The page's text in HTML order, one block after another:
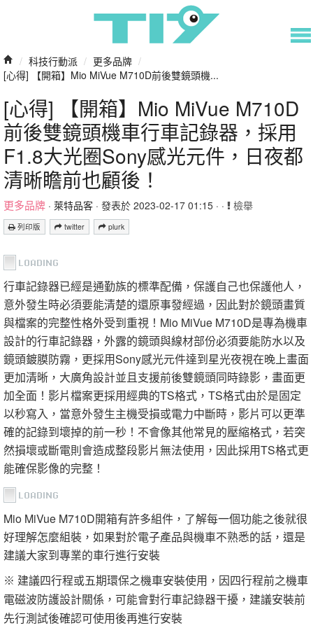
/ 科技行動派 / 更多品牌 /
[心得] 【開箱】Mio MiVue M710D前後雙鏡頭機...
[心得] 【開箱】Mio MiVue M710D
前後雙鏡頭機車行車記錄器，採用
F1.8大光圈Sony感光元件，日夜都
清晰瞻前也顧後！
更多品牌 · 萊特品客 · 發表於 2023-02-17 01:15 · · 檢舉
列印版 twitter plurk
行車記錄器已經是通勤族的標準配備，保護自己也保護他人，
意外發生時必須要能清楚的還原事發經過，因此對於鏡頭畫質
與檔案的完整性格外受到重視！Mio MiVue M710D是專為機車
設計的行車記錄器，外露的鏡頭與線材部份必須要能防水以及
鏡頭鍍膜防霧，更採用Sony感光元件達到星光夜視在晚上畫面
更加清晰，大廣角設計並且支援前後雙鏡頭同時錄影，畫面更
加全面！影片檔案更採用經典的TS格式，TS格式由於是固定
以秒寫入，當意外發生主機受損或電力中斷時，影片可以更準
確的記錄到壞掉的前一秒！不會像其他常見的壓縮格式，若突
然損壞或斷電則會造成整段影片無法使用，因此採用TS格式更
能確保影像的完整！
Mio MiVue M710D開箱有許多組件，了解每一個功能之後就很
好理解怎麼組裝，如果對於電子產品與機車不熟悉的話，還是
建議大家到專業的車行進行安裝
※ 建議四行程或五期環保之機車安裝使用 ，因四行程前之機車
電磁波防護設計關係，可能會對行車記錄器干擾，建議安裝前
先行測試後確認可使用後再進行安裝